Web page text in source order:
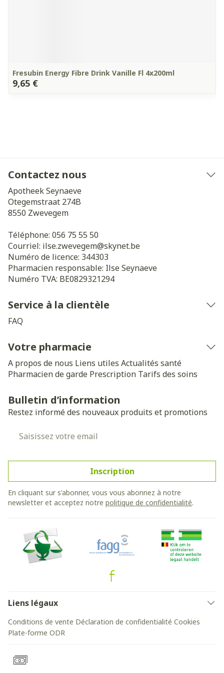
Fresubin Energy Fibre Drink Vanille Fl 4x200ml
9,65 €
Contactez nous
Apotheek Seynaeve
Otegemstraat 274B
8550 Zwevegem
Téléphone: 056 75 55 50
Courriel: ilse.zwevegem@skynet.be
Numéro de licence: 344303
Pharmacien responsable: Ilse Seynaeve
Numéro TVA: BE0829321294
Service à la clientèle
FAQ
Votre pharmacie
A propos de nous Liens utiles Actualités santé
Pharmacien de garde Prescription Tarifs des soins
Bulletin d’information
Restez informé des nouveaux produits et promotions
Inscription
En cliquant sur s'abonner, vous vous abonnez à notre
newsletter et acceptez notre politique de confidentialité.
Liens légaux
Conditions de vente Déclaration de confidentialité Cookies
Plate-forme ODR